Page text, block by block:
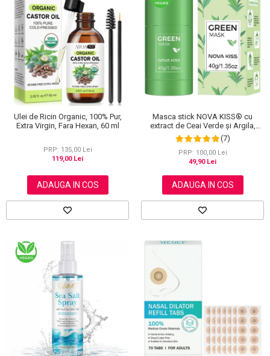
Ulei de Ricin Organic, 100% Pur,
Extra Virgin, Fara Hexan, 60 ml
PRP: 135,00 Lei
119,00 Lei
ADAUGA IN COS
Masca stick NOVA KISS® cu
extract de Ceai Verde și Argila,
impotriva Acneei, Excesului de
Sebum, Anti Puncte Negre, 40 g
(7)
PRP: 100,00 Lei
49,90 Lei
ADAUGA IN COS